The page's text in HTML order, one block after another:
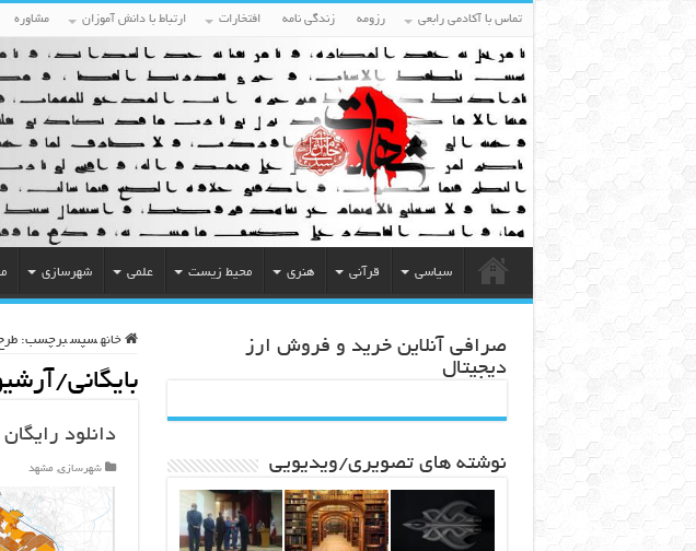
تماس با آکادمی رابعی رزومه زندگی نامه افتخارات ارتباط با دانش آموزان مشاوره
سیاسی قرآنی هنری محیط زیست علمی شهرسازی
خانه سپس برچسب:
بایگانی/
دانلود
شهرسازی, مشهد
صرافی آنلاین خرید و فروش ارز
دیجیتال
نوشته های تصویری/ویدیویی